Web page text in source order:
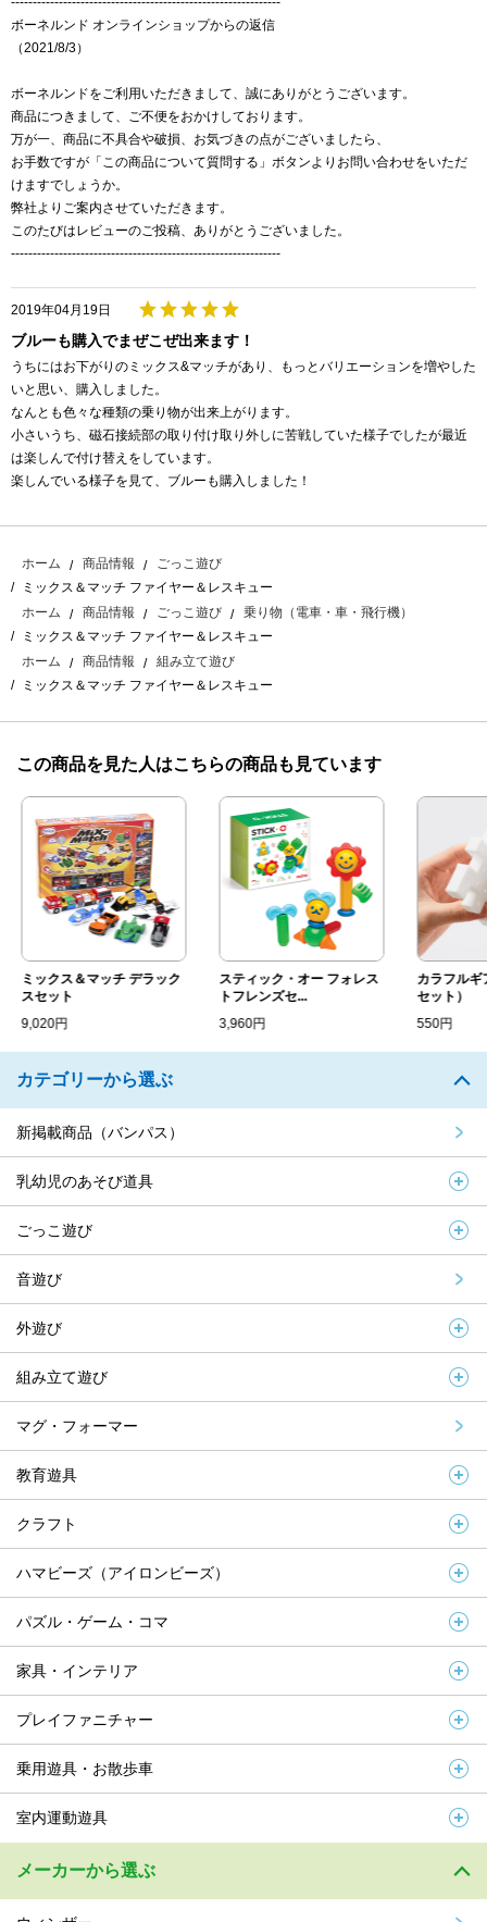
ボーネルンド オンラインショップからの返信
（2021/8/3）
ボーネルンドをご利用いただきまして、誠にありがとうございます。
商品につきまして、ご不便をおかけしております。
万が一、商品に不具合や破損、お気づきの点がございましたら、
お手数ですが「この商品について質問する」ボタンよりお問い合わせをいただ
けますでしょうか。
弊社よりご案内させていただきます。
このたびはレビューのご投稿、ありがとうございました。
--------------------------------------------------------------
2019年04月19日
ブルーも購入でまぜこぜ出来ます！
うちにはお下がりのミックス&マッチがあり、もっとバリエーションを増やした
いと思い、購入しました。
なんとも色々な種類の乗り物が出来上がります。
小さいうち、磁石接続部の取り付け取り外しに苦戦していた様子でしたが最近
は楽しんで付け替えをしています。
楽しんでいる様子を見て、ブルーも購入しました！
ホーム 商品情報
ごっこ遊び
ミックス＆マッチ ファイヤー＆レスキュー
ホーム
商品情報 ごっこ遊び
乗り物（電車・車・飛行機）
ミックス＆マッチ ファイヤー＆レスキュー
ホーム
商品情報
組み立て遊び
ミックス＆マッチ ファイヤー＆レスキュー
この商品を見た人はこちらの商品も見ています
ミックス＆マッチ デラック
スセット
9,020円
スティック・オー フォレス
トフレンズセ...
3,960円
カラフルギ
セット）
550円
カテゴリーから選ぶ
新掲載商品（バンパス）
乳幼児のあそび道具
ごっこ遊び
音遊び
外遊び
組み立て遊び
マグ・フォーマー
教育遊具
クラフト
ハマビーズ（アイロンビーズ）
パズル・ゲーム・コマ
家具・インテリア
プレイファニチャー
乗用遊具・お散歩車
室内運動遊具
メーカーから選ぶ